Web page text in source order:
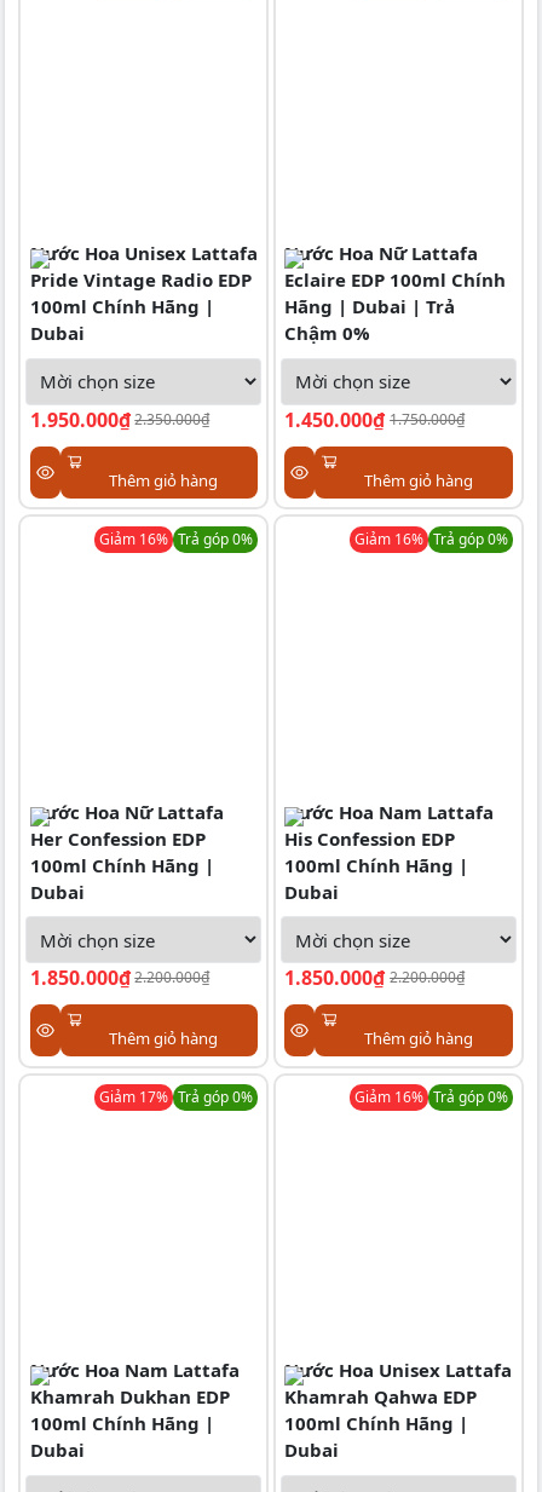
Nước Hoa Unisex Lattafa
Pride Vintage Radio EDP
100ml Chính Hãng |
Dubai
1.950.000₫ 2.350.000₫
Thêm giỏ hàng
Nước Hoa Nữ Lattafa
Eclaire EDP 100ml Chính
Hãng | Dubai | Trả
Chậm 0%
1.450.000₫ 1.750.000₫
Thêm giỏ hàng
Giảm 16% Trả góp 0%
Nước Hoa Nữ Lattafa
Her Confession EDP
100ml Chính Hãng |
Dubai
1.850.000₫ 2.200.000₫
Thêm giỏ hàng
Giảm 16% Trả góp 0%
Nước Hoa Nam Lattafa
His Confession EDP
100ml Chính Hãng |
Dubai
1.850.000₫ 2.200.000₫
Thêm giỏ hàng
Giảm 17% Trả góp 0%
Nước Hoa Nam Lattafa
Khamrah Dukhan EDP
100ml Chính Hãng |
Dubai
Giảm 16% Trả góp 0%
Nước Hoa Unisex Lattafa
Khamrah Qahwa EDP
100ml Chính Hãng |
Dubai